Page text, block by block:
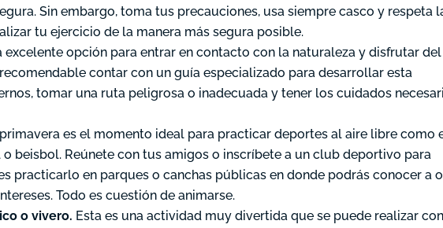
Sin embargo, toma tus precauciones, usa siempre casco y respeta
tu ejercicio de la manera más segura posible.
excelente opción para entrar en contacto con la naturaleza y disfrutar del
contar con un guía especializado para desarrollar esta
tomar una ruta peligrosa o inadecuada y tener los cuidados
es el momento ideal para practicar deportes al aire libre como
beisbol. Reúnete con tus amigos o inscríbete a un club deportivo para
practicarlo en parques o canchas públicas en donde podrás conocer a
Todo es cuestión de animarse.
o vivero. Esta es una actividad muy divertida que se puede realizar